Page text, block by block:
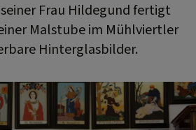
Frau Hildegund fertigt
Malstube im Mühlviertler
Hinterglasbilder.